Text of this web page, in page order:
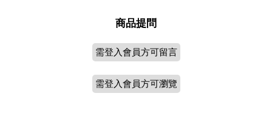
商品提問
需登入會員方可留言
需登入會員方可瀏覽